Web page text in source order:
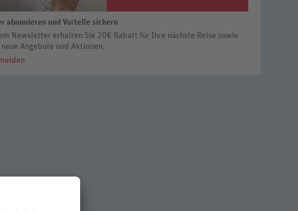
abonnieren und Vorteile sichern
Newsletter erhalten Sie 20€ Rabatt für Ihre nächste Reise sowie
Angebote und Aktionen.